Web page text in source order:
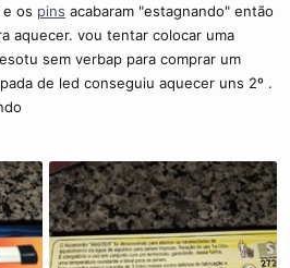
e os pins acabaram "estagnando" então
aquecer. vou tentar colocar uma
sem verbap para comprar um
de led conseguiu aquecer uns 2º .